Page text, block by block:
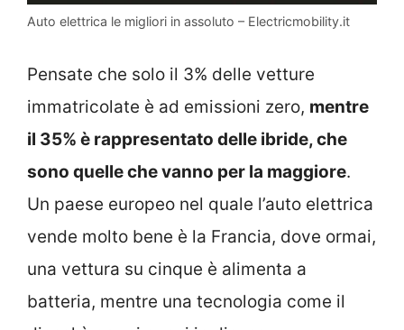
Auto elettrica le migliori in assoluto – Electricmobility.it
Pensate che solo il 3% delle vetture
immatricolate è ad emissioni zero, mentre
il 35% è rappresentato delle ibride, che
sono quelle che vanno per la maggiore.
Un paese europeo nel quale l’auto elettrica
vende molto bene è la Francia, dove ormai,
una vettura su cinque è alimenta a
batteria, mentre una tecnologia come il